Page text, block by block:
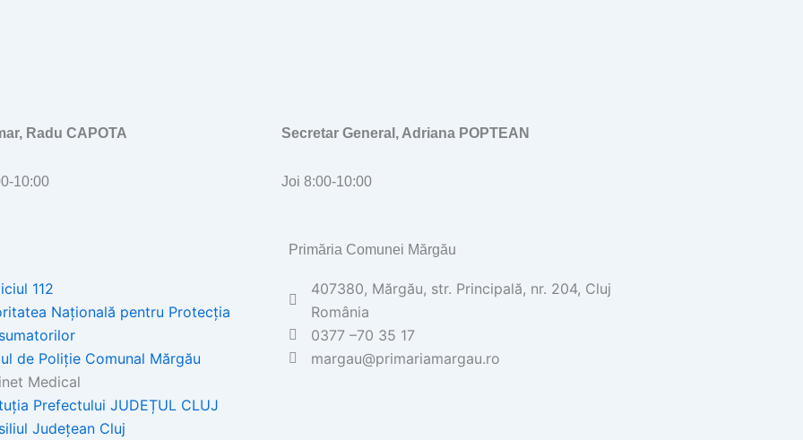
Radu CAPOTA
10:00
Secretar General, Adriana POPTEAN
Joi 8:00-10:00
112
Națională pentru Protecția
de Poliţie Comunal Mărgău
Medical
Prefectului JUDEȚUL CLUJ
Județean Cluj
Primăria Comunei Mărgău
407380, Mărgău, str. Principală, nr. 204, Cluj
România
0377 –70 35 17
margau@primariamargau.ro